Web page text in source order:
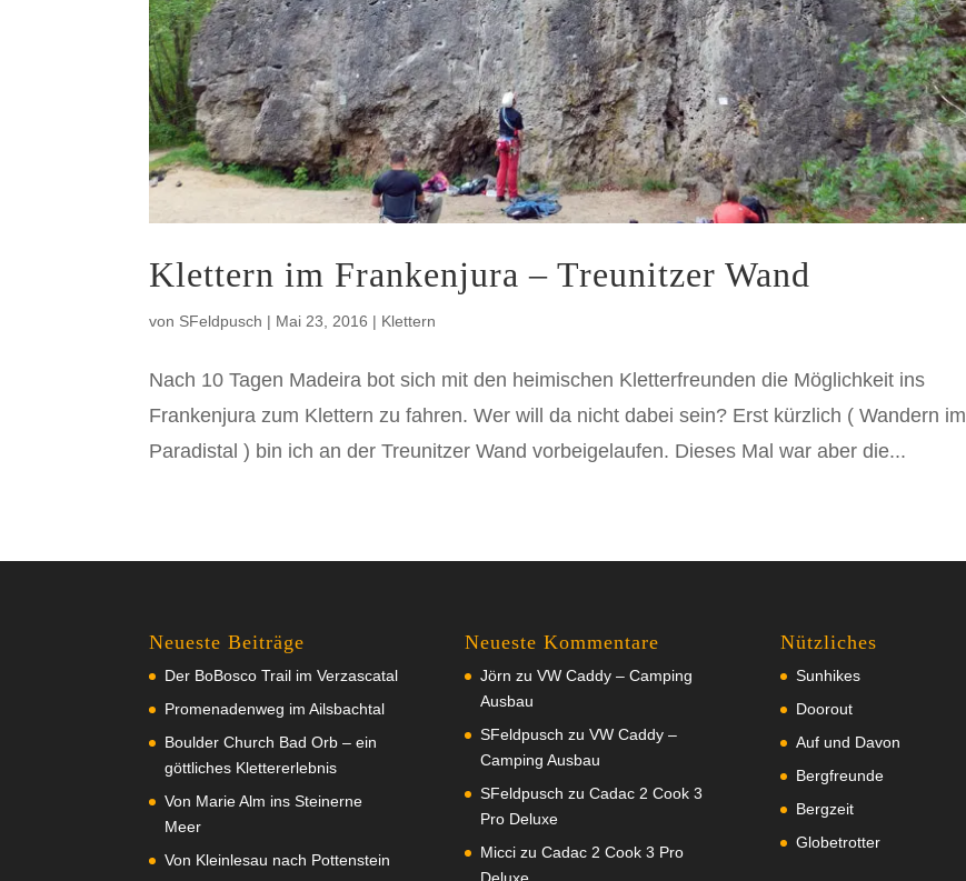
Klettern im Frankenjura – Treunitzer Wand
von SFeldpusch | Mai 23, 2016 | Klettern
Nach 10 Tagen Madeira bot sich mit den heimischen Kletterfreunden die Möglichkeit ins
Frankenjura zum Klettern zu fahren. Wer will da nicht dabei sein? Erst kürzlich ( Wandern im
Paradistal ) bin ich an der Treunitzer Wand vorbeigelaufen. Dieses Mal war aber die...
Neueste Beiträge
Der BoBosco Trail im Verzascatal
Promenadenweg im Ailsbachtal
Boulder Church Bad Orb – ein
göttliches Klettererlebnis
Von Marie Alm ins Steinerne
Meer
Von Kleinlesau nach Pottenstein
Neueste Kommentare
Jörn zu VW Caddy – Camping
Ausbau
SFeldpusch zu VW Caddy –
Camping Ausbau
SFeldpusch zu Cadac 2 Cook 3
Pro Deluxe
Miccizu Cadac 2 Cook 3 Pro
Nützliches
Sunhikes
Doorout
Auf und Davon
Bergfreunde
Bergzeit
Globetrotter